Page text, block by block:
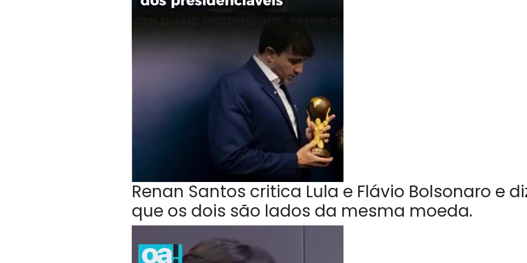
Renan Santos critica Lula e Flávio Bolsonaro e
que os dois são lados da mesma moeda.